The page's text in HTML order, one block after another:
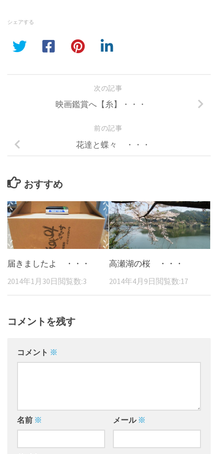
シェアする
次の記事
映画鑑賞へ【糸】・・・
前の記事
花達と蝶々 ・・・
おすすめ
届きましたよ ・・・
2014年1月30日 閲覧数:3
高瀬湖の桜 ・・・
2014年4月9日 閲覧数:17
コメントを残す
コメント ※
名前 ※ メール ※